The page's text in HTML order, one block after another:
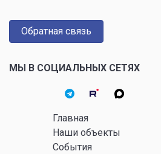
Обратная связь
МЫ В СОЦИАЛЬНЫХ СЕТЯХ
Главная
Наши объекты
События